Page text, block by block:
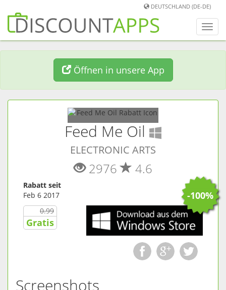
DEUTSCHLAND (DE-DE)
Menü
Öffnen in unsere App
Feed Me Oil (
ELECTRONIC ARTS
2976 4.6
Rabatt seit
Feb 6 2017
0.99
Gratis
-100%
Screenshots